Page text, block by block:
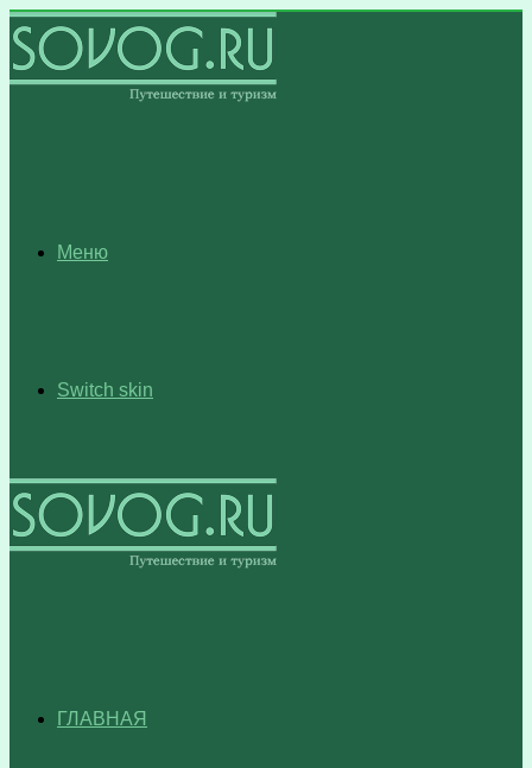
Меню
Switch skin
ГЛАВНАЯ